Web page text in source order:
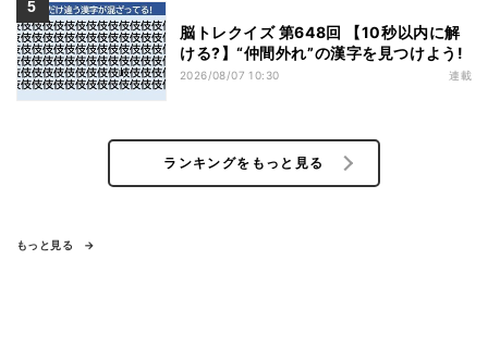
脳トレクイズ 第648回 【10秒以内に解
ける?】“仲間外れ”の漢字を見つけよう!
2026/08/07 10:30 連載
ランキングをもっと見る
もっと見る